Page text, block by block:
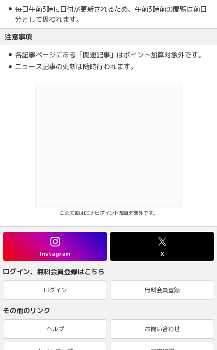
毎日午前3時に日付が更新されるため、午前3時前の閲覧は前日
分として扱われます。
注意事項
各記事ページにある「関連記事」はポイント加算対象外です。
ニュース記事の更新は随時行われます。
この広告はECナビポイント加算対象外です。
Instagram X
ログイン、無料会員登録はこちら
ログイン 無料会員登録
その他のリンク
ヘルプ お問い合わせ